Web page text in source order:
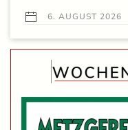
6. AUGUST 2026